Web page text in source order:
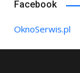
Facebook
OknoSerwis.pl